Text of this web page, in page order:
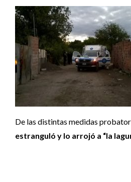
De las distintas medidas
estranguló y lo arrojó a “la